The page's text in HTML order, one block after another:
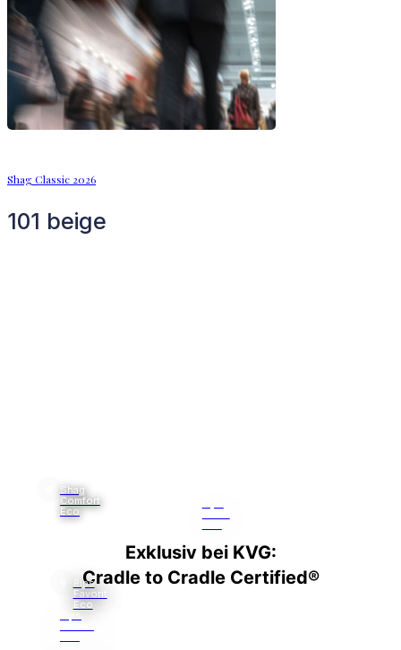
Shag Classic 2026
101 beige
Exklusiv bei KVG:
Cradle to Cradle Certified®